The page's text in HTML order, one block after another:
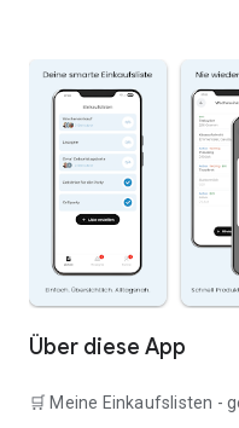
Über diese App
🛒 Meine Einkaufslisten -